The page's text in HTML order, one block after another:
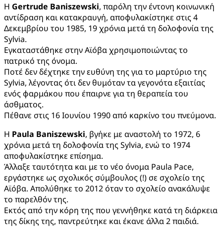
Η Gertrude Baniszewski, παρόλη την έντονη κοινωνική
αντίδραση και κατακραυγή, αποφυλακίστηκε στις 4
Δεκεμβρίου του 1985, 19 χρόνια μετά τη δολοφονία της
Sylvia.
Εγκαταστάθηκε στην Αϊόβα χρησιμοποιώντας το
πατρικό της όνομα.
Ποτέ δεν δέχτηκε την ευθύνη της για το μαρτύριο της
Sylvia, λέγοντας ότι δεν θυμόταν τα γεγονότα εξαιτίας
ενός φαρμάκου που έπαιρνε για τη θεραπεία του
άσθματος.
Πέθανε στις 16 Ιουνίου 1990 από καρκίνο του πνεύμονα.
Η Paula Baniszewski, βγήκε με αναστολή το 1972, 6
χρόνια μετά τη δολοφονία της Sylvia, ενώ το 1974
αποφυλακίστηκε επίσημα.
Άλλαξε ταυτότητα και με το νέο όνομα Paula Pace,
εργάστηκε ως σχολικός σύμβουλος (!) σε σχολείο της
Αϊόβα. Απολύθηκε το 2012 όταν το σχολείο ανακάλυψε
το παρελθόν της.
Εκτός από την κόρη της που γεννήθηκε κατά τη διάρκεια
της δίκης της, παντρεύτηκε και έκανε άλλα 2 παιδιά.